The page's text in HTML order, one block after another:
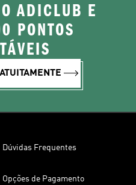
ADICLUB E
PONTOS
Dúvidas Frequentes
Opções de Pagamento